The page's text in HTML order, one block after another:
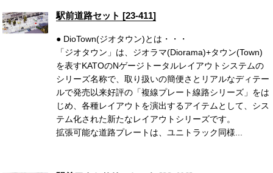
駅前道路セット [23-411]
● DioTown(ジオタウン)とは・・・
「ジオタウン」は、ジオラマ(Diorama)+タウン(Town)
を表すKATOのNゲージトータルレイアウトシステムの
シリーズ名称で、取り扱いの簡便さとリアルなディテー
ルで発売以来好評の「複線プレート線路シリーズ」をは
じめ、各種レイアウトを演出するアイテムとして、シス
テム化された新たなレイアウトシリーズです。
拡張可能な道路プレートは、ユニトラック同様...